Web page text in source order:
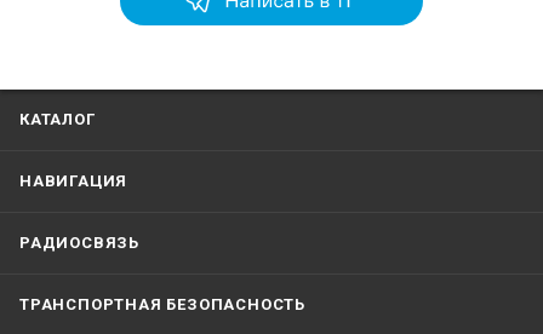
КАТАЛОГ
НАВИГАЦИЯ
РАДИОСВЯЗЬ
ТРАНСПОРТНАЯ БЕЗОПАСНОСТЬ